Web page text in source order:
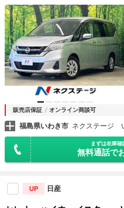
Ｃ クルコン オートライト
ｏｔｈ ＣＤ
販売店保証 オンライン商談可
福島県いわき市 ネクステージ
まずは在庫
無料通話で
UP 日産